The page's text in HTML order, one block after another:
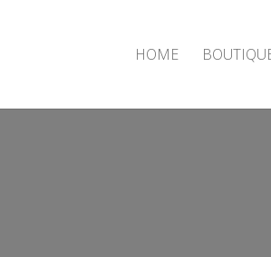
HOME